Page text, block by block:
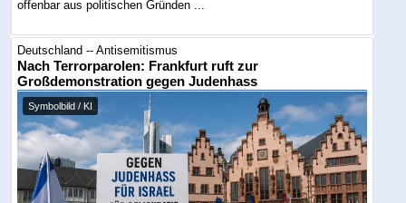
offenbar aus politischen Gründen ...
Deutschland -- Antisemitismus
Nach Terrorparolen: Frankfurt ruft zur
Großdemonstration gegen Judenhass
Symbolbild / KI